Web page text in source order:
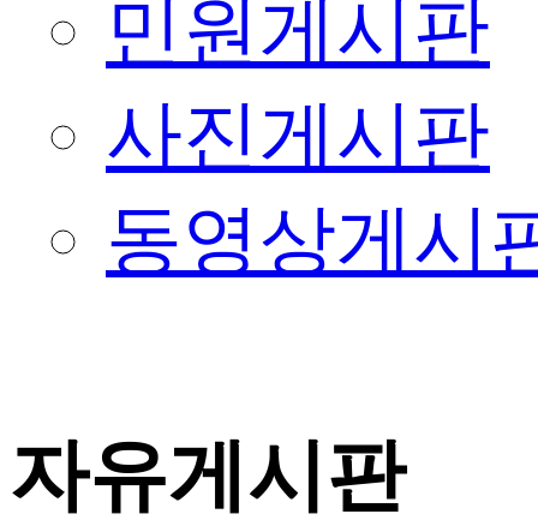
민원게시판
사진게시판
동영상게시
자유게시판